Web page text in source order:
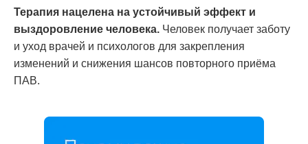
Терапия нацелена на устойчивый эффект и
выздоровление человека. Человек получает заботу
и уход врачей и психологов для закрепления
изменений и снижения шансов повторного приёма
ПАВ.